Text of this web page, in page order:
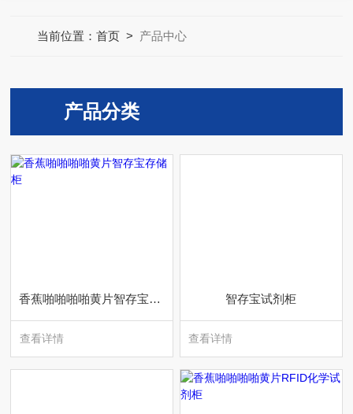
当前位置：首页 > 产品中心
产品分类
香蕉啪啪啪啪黄片智存宝存储柜
查看详情
智存宝试剂柜
查看详情